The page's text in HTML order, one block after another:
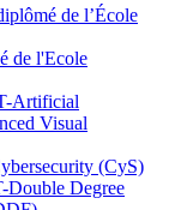
de l’École
de l'Ecole
Artificial
Visual
(CyS)
Degree